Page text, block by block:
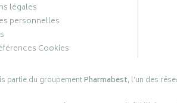
légales
personnelles
Cookies
partie du groupementPharmabest, l’un des